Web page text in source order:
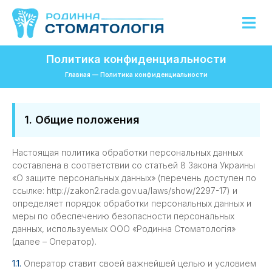
Политика конфиденциальности
Главная — Политика конфиденциальности
1. Общие положения
Настоящая политика обработки персональных данных
составлена в соответствии со статьей 8 Закона Украины
«О защите персональных данных» (перечень доступен по
ссылке: http://zakon2.rada.gov.ua/laws/show/2297-17) и
определяет порядок обработки персональных данных и
меры по обеспечению безопасности персональных
данных, используемых ООО «Родинна Стоматологія»
(далее – Оператор).
1.1. Оператор ставит своей важнейшей целью и условием